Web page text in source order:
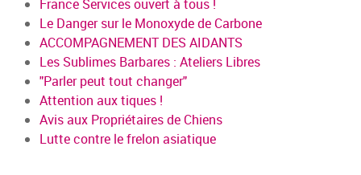
France Services ouvert à tous !
Le Danger sur le Monoxyde de Carbone
ACCOMPAGNEMENT DES AIDANTS
Les Sublimes Barbares : Ateliers Libres
"Parler peut tout changer"
Attention aux tiques !
Avis aux Propriétaires de Chiens
Lutte contre le frelon asiatique